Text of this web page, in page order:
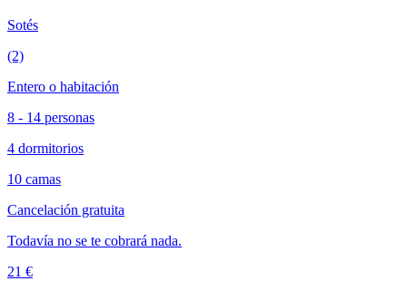
Sotés
(2)
Entero o habitación
8 - 14 personas
4 dormitorios
10 camas
Cancelación gratuita
Todavía no se te cobrará nada.
21 €